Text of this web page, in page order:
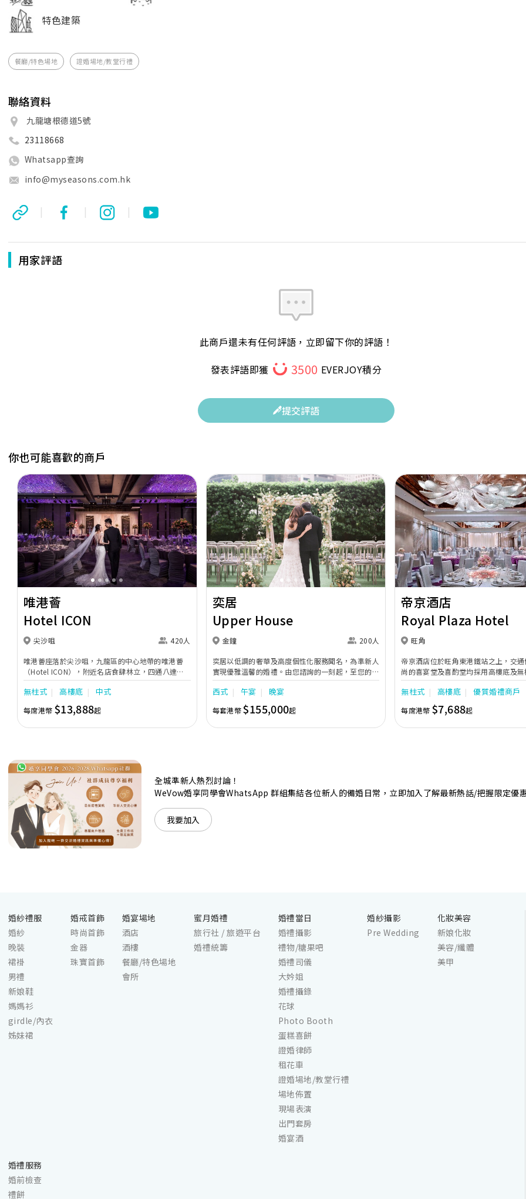
特色建築
餐廳/特色場地 證婚場地/教堂行禮
聯絡資料
九龍塘根德道5號
23118668
Whatsapp查詢
info@myseasons.com.hk
| | |
用家評語
此商戶還未有任何評語，立即留下你的評語！
發表評語即獲
3500 EVERJOY積分
提交評語
你也可能喜歡的商戶
Previous Next
唯港薈
Hotel ICON
尖沙咀 420人
唯港薈座落於尖沙咀，九龍區的中心地帶的唯港薈
（Hotel ICON），附近名店食肆林立，四通八達，
充分展現繁華鬧巿中的活力個性，成為一眾準新人舉
辦婚宴的熱門之選。專業團隊由策劃統籌至所有婚宴
每個細節，唯港薈都力臻完美，保證讓您留下獨特的
醉人回憶。 擁有時尚高樓頂的Silverbox宴會廳，配
置了全套先進的視聽影音及燈光設備配套，並採用極
力氛圍的自助餐﹔唯港薈（Hotel ICON），多個風
格各異的婚宴場地，都完美切合各準新人的個性及預
算﹔保證為您打造夢寐以求的特別日子，令賓客永誌
難忘！
無柱式 高樓底 中式
每席港幣 $13,888起
Previous Next
奕居
Upper House
金鐘 200人
奕居以低調的奢華及高度個性化服務聞名，為準新人
實現優雅溫馨的婚禮。由您諮詢的一刻起，至您的大
日子，我們的專業團隊會為您攜手實現夢想婚禮。
西式 午宴 晚宴
每套港幣$155,000起
Previous
帝京酒店
Royal Plaza Hotel
旺角
帝京酒店位於旺角東港鐵站之上，交
尚的喜宴堂及喜酌堂均採用高樓底及
境寬敞，且備有LED幕牆、燈光及影音
最多可筵開40席，更配有水晶吊燈，
婚禮。另外，空中花園深心薈是毛孩
飽覽獅子山景致，適合舉行戶外婚禮
店專業的宴會團隊提供貼心服務，讓
無柱式 高樓底 優質婚禮商戶
每席港幣$7,688起
全城準新人熱烈討論！
WeVow婚享同學會WhatsApp 群組集結各位新人的備婚日常，立即加入了解最新熱話/把握限定優
我要加入
婚紗禮服
婚紗
晚裝
裙褂
男禮
新娘鞋
媽媽衫
girdle/內衣
姊妹裙
婚戒首飾
時尚首飾
金器
珠寶首飾
婚宴場地
酒店
酒樓
餐廳/特色場地
會所
蜜月婚禮
旅行社 / 旅遊平台
婚禮統籌
婚禮當日
婚禮攝影
禮物/糖果吧
婚禮司儀
大妗姐
婚禮攝錄
花球
Photo Booth
蛋糕喜餅
證婚律師
租花車
證婚場地/教堂行禮
場地佈置
現場表演
出門套房
婚宴酒
婚紗攝影
Pre Wedding
化妝美容
新娘化妝
美容/纖體
美甲
婚禮服務
婚前檢查
禮餅